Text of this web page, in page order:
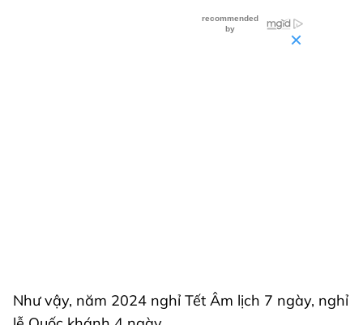
Như vậy, năm 2024 nghỉ Tết Âm lịch 7 ngày, nghỉ